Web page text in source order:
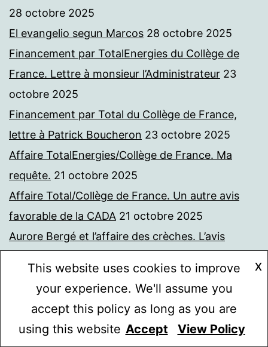
28 octobre 2025
El evangelio segun Marcos 28 octobre 2025
Financement par TotalEnergies du Collège de
France. Lettre à monsieur l’Administrateur 23
octobre 2025
Financement par Total du Collège de France,
lettre à Patrick Boucheron 23 octobre 2025
Affaire TotalEnergies/Collège de France. Ma
requête. 21 octobre 2025
Affaire Total/Collège de France. Un autre avis
favorable de la CADA 21 octobre 2025
Aurore Bergé et l’affaire des crèches. L’avis
communication de documents
21 octobre 2025
Total et le financement du Collège de France.
Lettre au PDG Pouyanné
8 octobre 2025
Table ronde sponsorisée par TotalEnergies.
This website uses cookies to improve
your experience. We'll assume you
accept this policy as long as you are
using this website
X
Accept View Policy
Mode sombre :